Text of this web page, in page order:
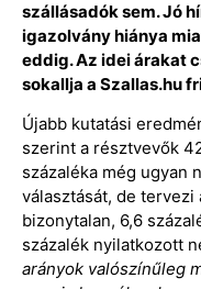
szállásadók sem. Jó
igazolvány hiánya
eddig. Az idei árakat
sokallja a Szallas.hu
Újabb kutatási
szerint a résztvevők
százaléka még ugyan
választását, de tervezi
bizonytalan, 6,6
százalék nyilatkozott
arányok valószínűleg